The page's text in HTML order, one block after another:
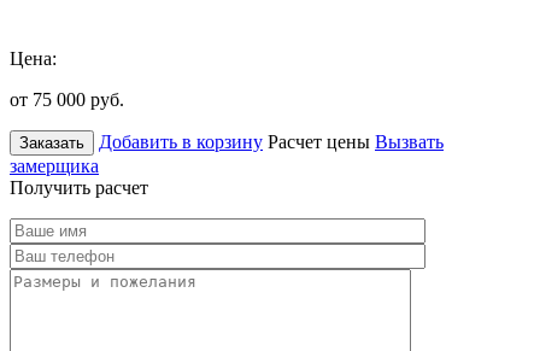
Цена:
от 75 000 руб.
Заказать Добавить в корзину Расчет цены Вызвать
замерщика
Получить расчет